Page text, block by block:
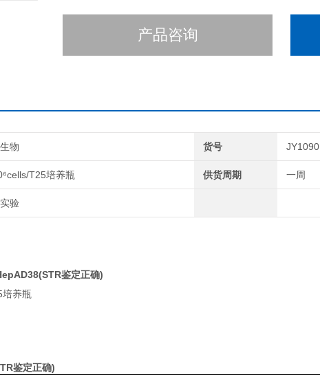
产品咨询
物 货号 JY1090
T25培养瓶 供货周期 一周
验
鉴定正确)
培养瓶
鉴定正确)